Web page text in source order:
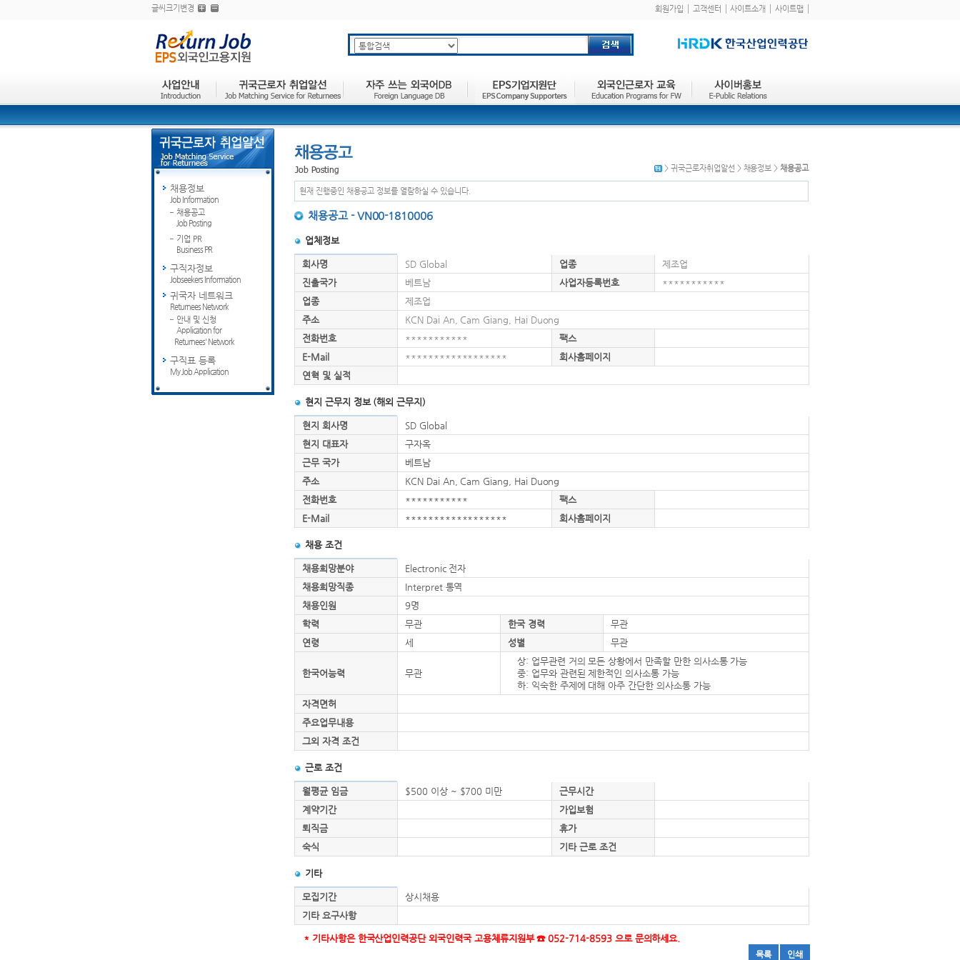
글씨크기변경 회원가입 고객센터 사이트소개 사이트맵
채용정보
Job Information
채용공고
Job Posting
기업 PR
Business PR
구직자정보
Jobseekers Information
귀국자 네트워크
Returnees Network
안내 및 신청
Application for
Returnees' Network
구직표 등록
My Job Application
> 귀국근로자취업알선 > 채용정보 > 채용공고
현재 진행중인 채용공고 정보를 열람하실 수 있습니다.
채용공고 - VN00-1810006
업체정보
회사명 SD Global 업종
제조업
진출국가
베트남 사업자등록번호
***********
업종
제조업
주소
KCN Dai An, Cam Giang, Hai Duong
전화번호
***********
팩스
E-Mail
******************
회사홈페이지
연혁 및 실적
현지 근무지 정보 (해외 근무지)
현지 회사명
SD Global
현지 대표자
구자옥
근무 국가
베트남
주소
KCN Dai An, Cam Giang, Hai Duong
전화번호
***********
팩스
E-Mail
****************** 회사홈페이지
채용 조건
채용희망분야
Electronic 전자
채용희망직종
Interpret 통역
채용인원
9명
학력
무관 한국 경력
무관
연령
세 성별 무관
한국어능력 무관
상: 업무관련 거의 모든 상황에서 만족할 만한 의사소통 가능
중: 업무와 관련된 제한적인 의사소통 가능
하: 익숙한 주제에 대해 아주 간단한 의사소통 가능
자격면허
주요업무내용
그외 자격 조건
근로 조건
월평균 임금 $500 이상 ~ $700 미만
근무시간
계약기간
가입보험
퇴직금
휴가
숙식
기타 근로 조건
기타
모집기간
상시채용
기타 요구사항
* 기타사항은 한국산업인력공단 외국인력국 고용체류지원부 ☎ 052-714-8593 으로 문의하세요.
목록 인쇄